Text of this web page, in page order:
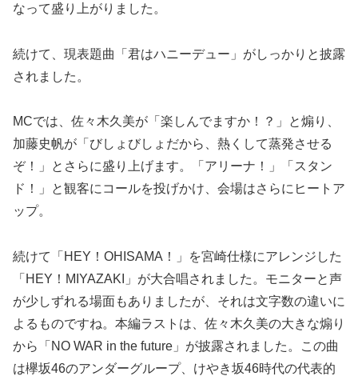
なって盛り上がりました。
続けて、現表題曲「君はハニーデュー」がしっかりと披露
されました。
MCでは、佐々木久美が「楽しんでますか！？」と煽り、
加藤史帆が「びしょびしょだから、熱くして蒸発させる
ぞ！」とさらに盛り上げます。「アリーナ！」「スタン
ド！」と観客にコールを投げかけ、会場はさらにヒートア
ップ。
続けて「HEY！OHISAMA！」を宮崎仕様にアレンジした
「HEY！MIYAZAKI」が大合唱されました。モニターと声
が少しずれる場面もありましたが、それは文字数の違いに
よるものですね。本編ラストは、佐々木久美の大きな煽り
から「NO WAR in the future」が披露されました。この曲
は欅坂46のアンダーグループ、けやき坂46時代の代表的